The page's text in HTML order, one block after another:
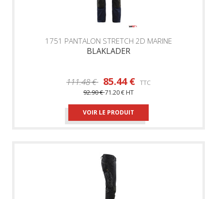
1751 PANTALON STRETCH 2D MARINE
BLAKLADER
111.48 € 85.44 € TTC
92.90 €71.20 €HT
VOIR LE PRODUIT